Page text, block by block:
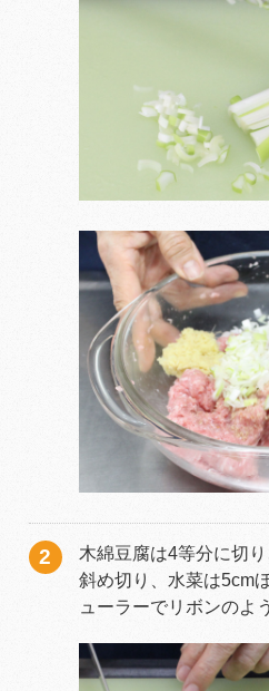
木綿豆腐は4等分に切
斜め切り、水菜は5cm
ューラーでリボンのよ